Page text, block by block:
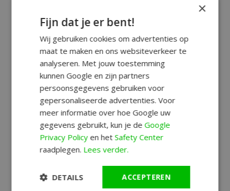
×
Fijn dat je er bent!
Wij gebruiken cookies om advertenties op
maat te maken en ons websiteverkeer te
analyseren. Met jouw toestemming
kunnen Google en zijn partners
persoonsgegevens gebruiken voor
gepersonaliseerde advertenties. Voor
meer informatie over hoe Google uw
gegevens gebruikt, kun je deGoogle
Privacy Policyen hetSafety Center
raadplegen. Lees verder.
ACCEPTEREN
DETAILS